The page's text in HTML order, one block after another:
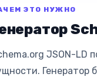
ЭТО НУЖНО
JSON-LD
Генератор